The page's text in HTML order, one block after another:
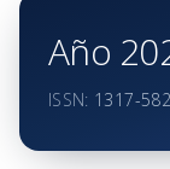
Año
ISSN: 1317-